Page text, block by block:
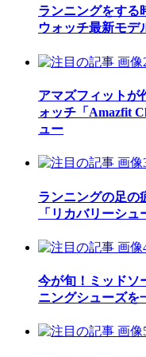
ランニングをする
ウォッチ最新モデ
アマズフィットが
ォッチ「Amazfit
ュー
ランニングの足の
「リカバリーシュ
今が旬！ミッドソ
ニングシューズを